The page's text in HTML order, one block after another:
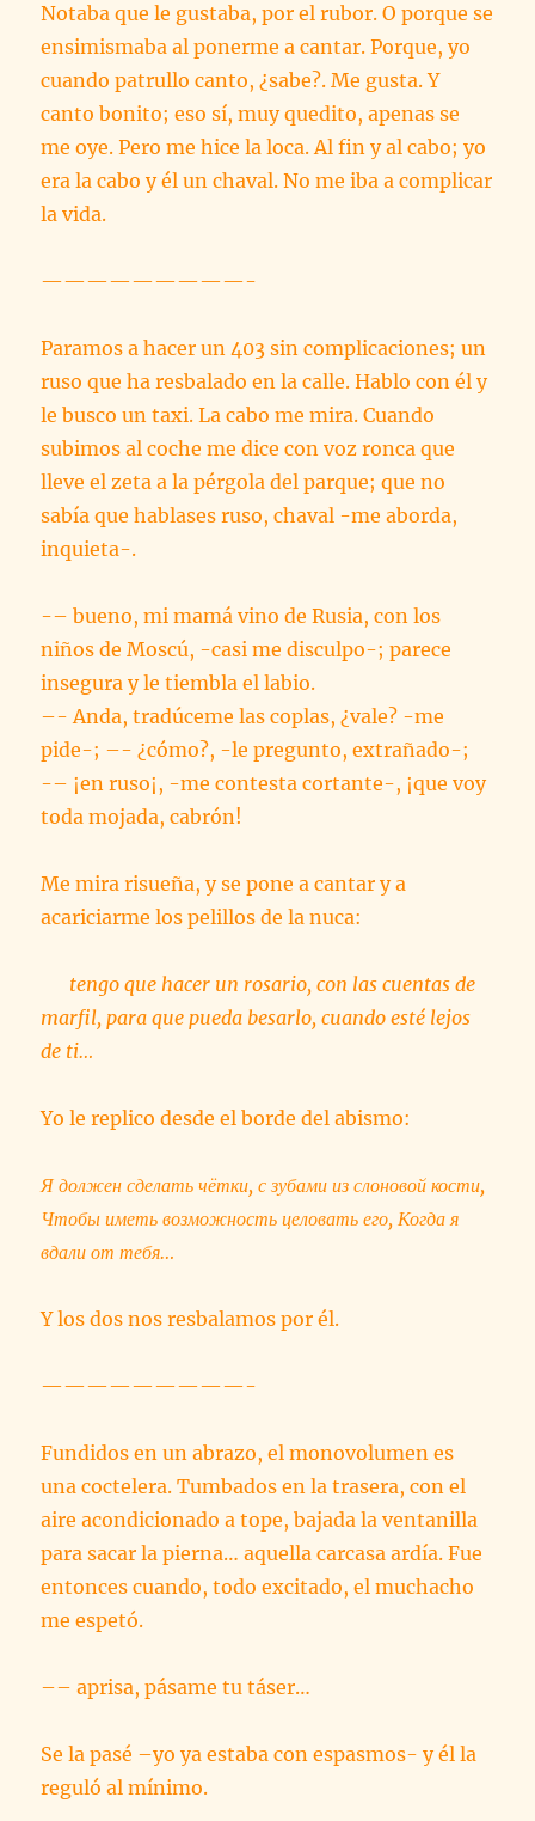
Notaba que le gustaba, por el rubor. O porque se
ensimismaba al ponerme a cantar. Porque, yo
cuando patrullo canto, ¿sabe?. Me gusta. Y
canto bonito; eso sí, muy quedito, apenas se
me oye. Pero me hice la loca. Al fin y al cabo; yo
era la cabo y él un chaval. No me iba a complicar
la vida.
—————————-
Paramos a hacer un 403 sin complicaciones; un
ruso que ha resbalado en la calle. Hablo con él y
le busco un taxi. La cabo me mira. Cuando
subimos al coche me dice con voz ronca que
lleve el zeta a la pérgola del parque; que no
sabía que hablases ruso, chaval -me aborda,
inquieta-.
-– bueno, mi mamá vino de Rusia, con los
niños de Moscú, -casi me disculpo-; parece
insegura y le tiembla el labio.
–- Anda, tradúceme las coplas, ¿vale? -me
pide-; –- ¿cómo?, -le pregunto, extrañado-;
-– ¡en ruso¡, -me contesta cortante-, ¡que voy
toda mojada, cabrón!
Me mira risueña, y se pone a cantar y a
acariciarme los pelillos de la nuca:
tengo que hacer un rosario, con las cuentas de
marfil, para que pueda besarlo, cuando esté lejos
de ti…
Yo le replico desde el borde del abismo:
Я должен сделать чётки, с зубами из слоновой кости,
Чтобы иметь возможность целовать его, Когда я
вдали от тебя…
Y los dos nos resbalamos por él.
—————————-
Fundidos en un abrazo, el monovolumen es
una coctelera. Tumbados en la trasera, con el
aire acondicionado a tope, bajada la ventanilla
para sacar la pierna… aquella carcasa ardía. Fue
entonces cuando, todo excitado, el muchacho
me espetó.
–– aprisa, pásame tu táser…
Se la pasé –yo ya estaba con espasmos- y él la
reguló al mínimo.